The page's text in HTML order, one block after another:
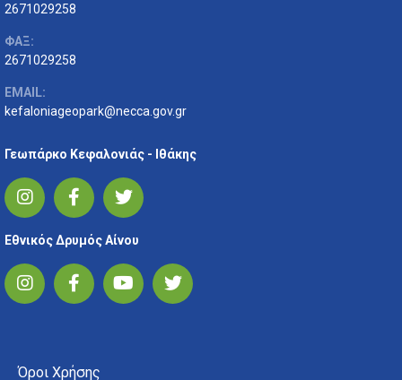
2671029258
ΦΑΞ:
2671029258
EMAIL:
kefaloniageopark@necca.gov.gr
Γεωπάρκο Κεφαλονιάς - Ιθάκης
Εθνικός Δρυμός Αίνου
FOOTER MENU
Όροι Χρήσης